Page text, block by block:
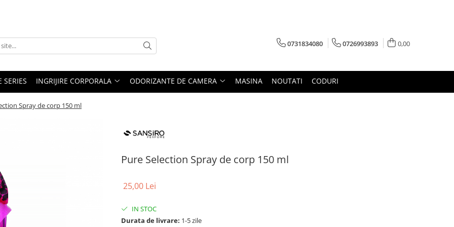
0731834080 0726993893 0,00
SERIES INGRIJIRE CORPORALA ODORIZANTE DE CAMERA MASINA NOUTATI CODURI
Spray de corp 150 ml
Pure Selection Spray de corp 150 ml
25,00 Lei
IN STOC
Durata de livrare: 1-5 zile